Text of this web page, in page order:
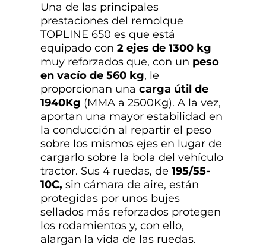
Una de las principales
prestaciones del remolque
TOPLINE 650 es que está
equipado con 2 ejes de 1300 kg
muy reforzados que, con un peso
en vacío de 560 kg, le
proporcionan una carga útil de
1940Kg (MMA a 2500Kg). A la vez,
aportan una mayor estabilidad en
la conducción al repartir el peso
sobre los mismos ejes en lugar de
cargarlo sobre la bola del vehículo
tractor. Sus 4 ruedas, de 195/55-
10C, sin cámara de aire, están
protegidas por unos bujes
sellados más reforzados protegen
los rodamientos y, con ello,
alargan la vida de las ruedas.